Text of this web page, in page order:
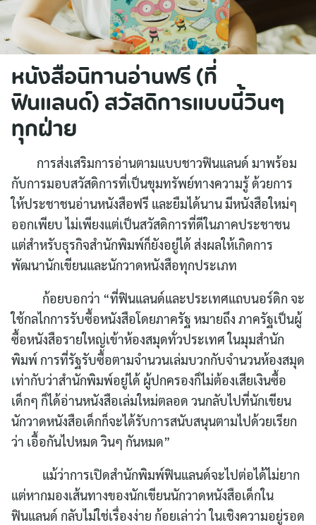
หนังสือนิทานอ่านฟรี (ที่
ฟินแลนด์) สวัสดิการแบบนี้วินๆ
ทุกฝ่าย
การส่งเสริมการอ่านตามแบบชาวฟินแลนด์ มาพร้อม
กับการมอบสวัสดิการที่เป็นขุมทรัพย์ทางความรู้ ด้วยการ
ให้ประชาชนอ่านหนังสือฟรี และยืมได้นาน มีหนังสือใหม่ๆ
ออกเพียบ ไม่เพียงแต่เป็นสวัสดิการที่ดีในภาคประชาชน
แต่สำหรับธุรกิจสำนักพิมพ์ก็ยังอยู่ได้ ส่งผลให้เกิดการ
พัฒนานักเขียนและนักวาดหนังสือทุกประเภท
ก้อยบอกว่า “ที่ฟินแลนด์และประเทศแถบนอร์ดิก จะ
ใช้กลไกการรับซื้อหนังสือโดยภาครัฐ หมายถึง ภาครัฐเป็นผู้
ซื้อหนังสือรายใหญ่เข้าห้องสมุดทั่วประเทศ ในมุมสำนัก
พิมพ์ การที่รัฐรับซื้อตามจำนวนเล่มบวกกับจำนวนห้องสมุด
เท่ากับว่าสำนักพิมพ์อยู่ได้ ผู้ปกครองก็ไม่ต้องเสียเงินซื้อ
เด็กๆ ก็ได้อ่านหนังสือเล่มใหม่ตลอด วนกลับไปที่นักเขียน
นักวาดหนังสือเด็กก็จะได้รับการสนับสนุนตามไปด้วยเรียก
ว่า เอื้อกันไปหมด วินๆ กันหมด”
แม้ว่าการเปิดสำนักพิมพ์ฟินแลนด์จะไปต่อได้ไม่ยาก
แต่หากมองเส้นทางของนักเขียนนักวาดหนังสือเด็กใน
ฟินแลนด์ กลับไม่ใช่เรื่องง่าย ก้อยเล่าว่า ในเชิงความอยู่รอด